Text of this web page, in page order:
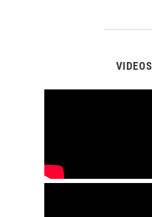
VIDEOS